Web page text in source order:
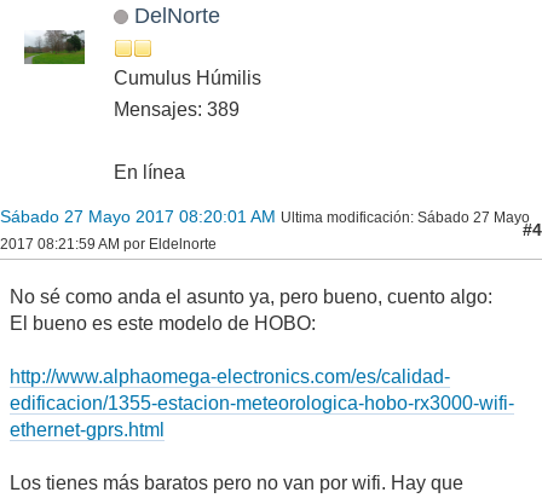
DelNorte
Cumulus Húmilis
Mensajes: 389
En línea
Sábado 27 Mayo 2017 08:20:01 AM Ultima modificación: Sábado 27 Mayo
2017 08:21:59 AM por Eldelnorte
#4
No sé como anda el asunto ya, pero bueno, cuento algo:
El bueno es este modelo de HOBO:
http://www.alphaomega-electronics.com/es/calidad-
edificacion/1355-estacion-meteorologica-hobo-rx3000-wifi-
ethernet-gprs.html
Los tienes más baratos pero no van por wifi. Hay que